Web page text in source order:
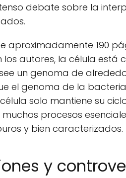
debate sobre la
aproximadamente 190
los autores, la célula está
un genoma de
el genoma de la bacteria
solo mantiene su
procesos
y bien caracterizados.
y